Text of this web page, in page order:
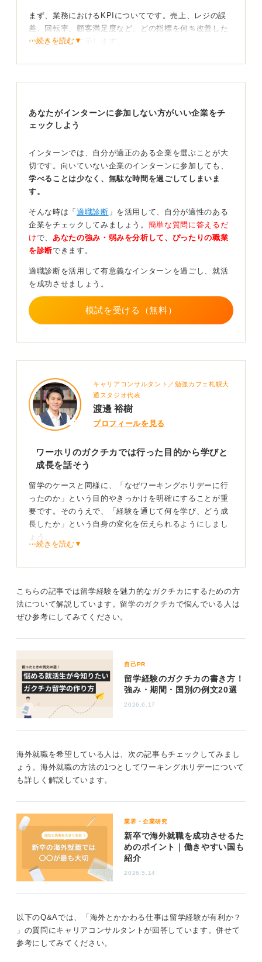
まず、業務におけるKPIについてです。売上、レジの誤
差、回転率、顧客満足度など、どの指標を何％改善した
のかを具体的に示します。
最後に、英語以外の価値についてです。シフト調整の交
改善点と数値が大切！ 課題解決のストーリーを詳細
に話そう
ワーホリをガクチカとして記載するときの例です。
「シフトが固定化され慢性的に人員不足だった店舗で、
ピーク時間帯前の事前準備として20項目のチェックリス
時間を23％短縮できました。また、多様な文化を持つお
客様の期待値の違いを分析し、対応を定型化したこと
で、クレーム数を40％削減しました。」
このような形式を参考にして、ガクチカを話せるように
0
⋯続きを読む▼
あなたがインターンに参加しない方がいい企業をチ
ェックしよう
インターンでは、自分が適正のある企業を選ぶことが大
切です。向いていない企業のインターンに参加しても、
学べることは少なく、無駄な時間を過ごしてしまいま
す。
そんな時は「 適職診断 」を活用して、自分が適性のある
企業をチェックしてみましょう。 簡単な質問に答えるだ
けで、 あなたの強み・弱みを分析して、ぴったりの職業
を診断できます。
適職診断を活用して有意義なインターンを過ごし、就活
を成功させましょう。
模試を受ける（無料）
キャリアコンサルタント／勉強カフェ札幌大
通スタジオ代表
渡邊 裕樹
プロフィールを見る
ワーホリのガクチカでは行った目的から学びと
成長を話そう
留学のケースと同様に、「なぜワーキングホリデーに行
ったのか」という目的やきっかけを明確にすることが重
要です。そのうえで、「経験を通じて何を学び、どう成
長したか」という自身の変化を伝えられるようにしまし
ょう。
さらに、現地で直面した想定外の困難や課題と、それを
どう乗り越えたかという具体的なエピソードを盛り込む
0
⋯続きを読む▼
こちらの記事では留学経験を魅力的なガクチカにするための方
法について解説しています。留学のガクチカで悩んでいる人は
ぜひ参考にしてみてください。
自己PR
留学経験のガクチカの書き方！
強み・期間・国別の例文20選
2026.6.17
海外就職を希望している人は、次の記事もチェックしてみまし
ょう。海外就職の方法の1つとしてワーキングホリデーについて
も詳しく解説しています。
業界・企業研究
新卒で海外就職を成功させるた
めのポイント｜働きやすい国も
紹介
2026.5.14
以下のQ&Aでは、「海外とかかわる仕事は留学経験が有利か？
」の質問にキャリアコンサルタントが回答しています。併せて
参考にしてみてください。